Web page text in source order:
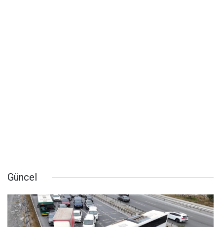
Güncel